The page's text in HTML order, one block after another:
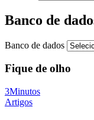
Banco de
Banco de dados
Fique de olho
3Minutos
Artigos